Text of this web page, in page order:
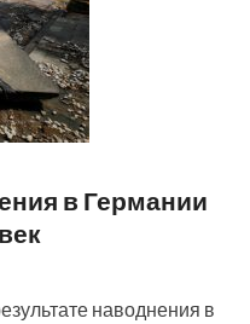
в Германии
наводнения в